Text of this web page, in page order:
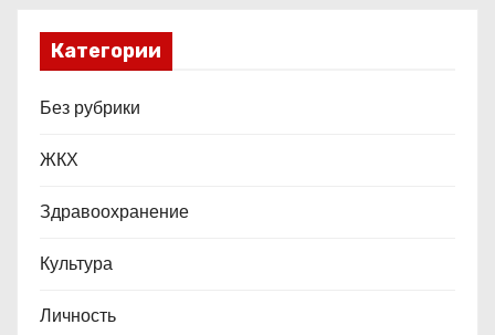
Категории
Без рубрики
ЖКХ
Здравоохранение
Культура
Личность